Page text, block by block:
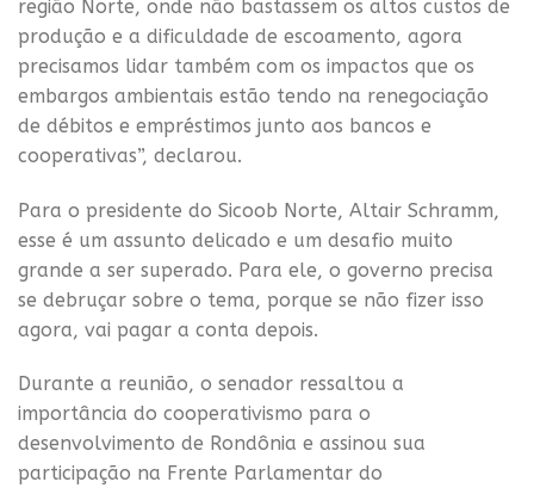
região Norte, onde não bastassem os altos custos de
produção e a dificuldade de escoamento, agora
precisamos lidar também com os impactos que os
embargos ambientais estão tendo na renegociação
de débitos e empréstimos junto aos bancos e
cooperativas”, declarou.
Para o presidente do Sicoob Norte, Altair Schramm,
esse é um assunto delicado e um desafio muito
grande a ser superado. Para ele, o governo precisa
se debruçar sobre o tema, porque se não fizer isso
agora, vai pagar a conta depois.
Durante a reunião, o senador ressaltou a
importância do cooperativismo para o
desenvolvimento de Rondônia e assinou sua
participação na Frente Parlamentar do